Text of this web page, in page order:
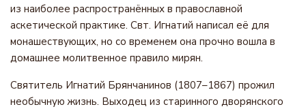
из наиболее распространённых в православной
аскетической практике. Свт. Игнатий написал её для
монашествующих, но со временем она прочно вошла в
домашнее молитвенное правило мирян.
Святитель Игнатий Брянчанинов (1807–1867) прожил
необычную жизнь. Выходец из старинного дворянского